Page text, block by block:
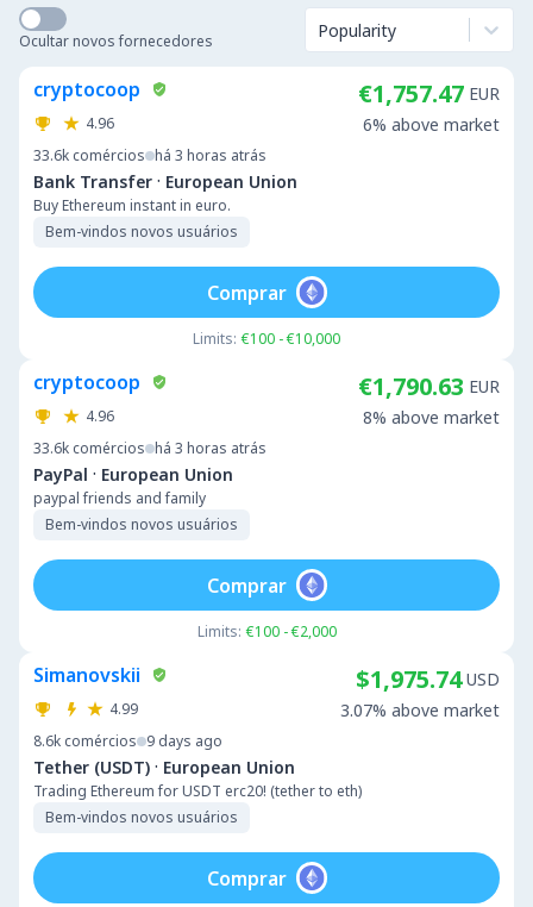
Ocultar novos fornecedores Popularity
cryptocoop
4.96
33.6k comércios há 3 horas atrás
Bank Transfer · European Union
Buy Ethereum instant in euro.
Bem-vindos novos usuários
€1,757.47 EUR
6% above market
Limits: €100 - €10,000
Comprar
cryptocoop
4.96
33.6k comércios há 3 horas atrás
PayPal · European Union
paypal friends and family
Bem-vindos novos usuários
€1,790.63 EUR
8% above market
Limits: €100 - €2,000
Comprar
Simanovskii
4.99
8.6k comércios 9 days ago
Tether (USDT) · European Union
Trading Ethereum for USDT erc20! (tether to eth)
Bem-vindos novos usuários
$1,975.74 USD
3.07% above market
Comprar